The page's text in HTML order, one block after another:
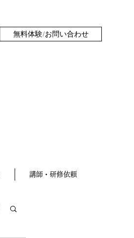
無料体験/お問い合わせ
講師・研修依頼